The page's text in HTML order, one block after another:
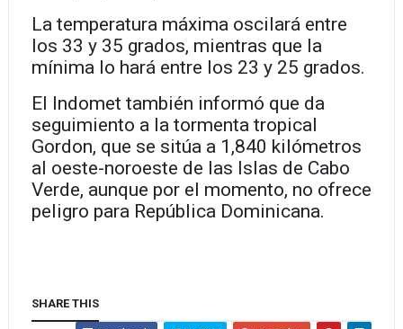
La temperatura máxima oscilará entre
los 33 y 35 grados, mientras que la
mínima lo hará entre los 23 y 25 grados.
El Indomet también informó que da
seguimiento a la tormenta tropical
Gordon, que se sitúa a 1,840 kilómetros
al oeste-noroeste de las Islas de Cabo
Verde, aunque por el momento, no ofrece
peligro para República Dominicana.
SHARE THIS